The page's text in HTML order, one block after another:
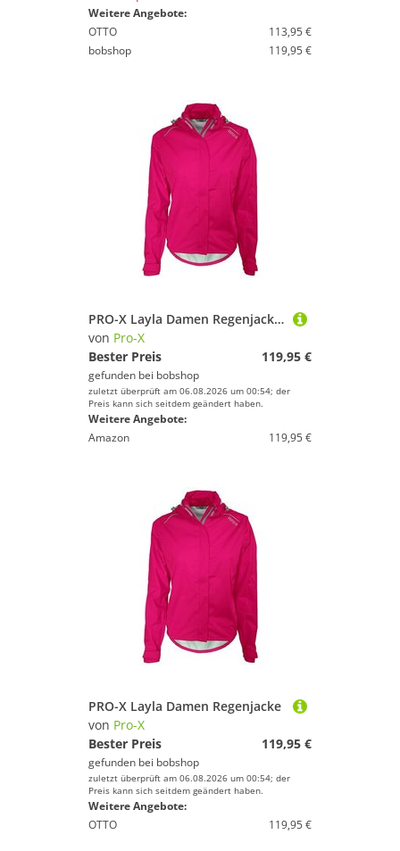
Weitere Angebote:
OTTO
113,95 €
bobshop
119,95 €
PRO-X Layla Damen Regenjacke, Größe 40, MTB Jacke, Regenkleidung
von Pro-X
Bester Preis
119,95 €
gefunden bei bobshop
zuletzt überprüft am 06.08.2026 um 00:54; der
Preis kann sich seitdem geändert haben.
Weitere Angebote:
Amazon
119,95 €
PRO-X Layla Damen Regenjacke
von Pro-X
Bester Preis
119,95 €
gefunden bei bobshop
zuletzt überprüft am 06.08.2026 um 00:54; der
Preis kann sich seitdem geändert haben.
Weitere Angebote:
OTTO
119,95 €